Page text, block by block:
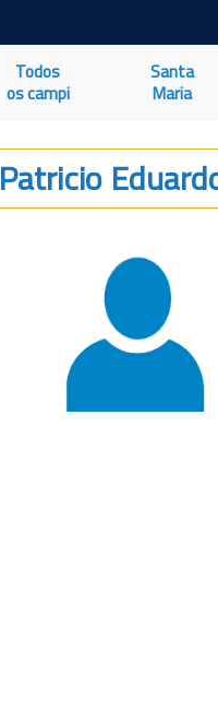
Todos
os campi
Santa
Maria
Patricio